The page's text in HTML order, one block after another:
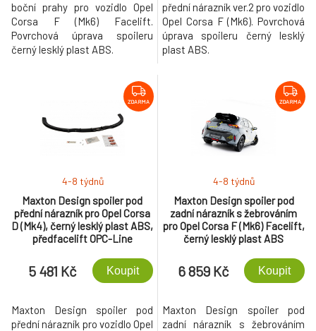
boční prahy pro vozidlo Opel
Corsa F (Mk6) Facelift.
Povrchová úprava spoileru
černý lesklý plast ABS.
přední nárazník ver.2 pro vozidlo
Opel Corsa F (Mk6). Povrchová
úprava spoileru černý lesklý
plast ABS.
ZDARMA
Maxton Design spoiler pod
přední nárazník pro Opel Corsa
D (Mk4), černý lesklý plast ABS,
předfacelift OPC-Line
4-8 týdnů
5 481 Kč Koupit
Maxton Design spoiler pod
přední nárazník pro vozidlo Opel
ZDARMA
Maxton Design spoiler pod
zadní nárazník s žebrováním
pro Opel Corsa F (Mk6) Facelift,
černý lesklý plast ABS
4-8 týdnů
6 859 Kč Koupit
Maxton Design spoiler pod
zadní nárazník s žebrováním